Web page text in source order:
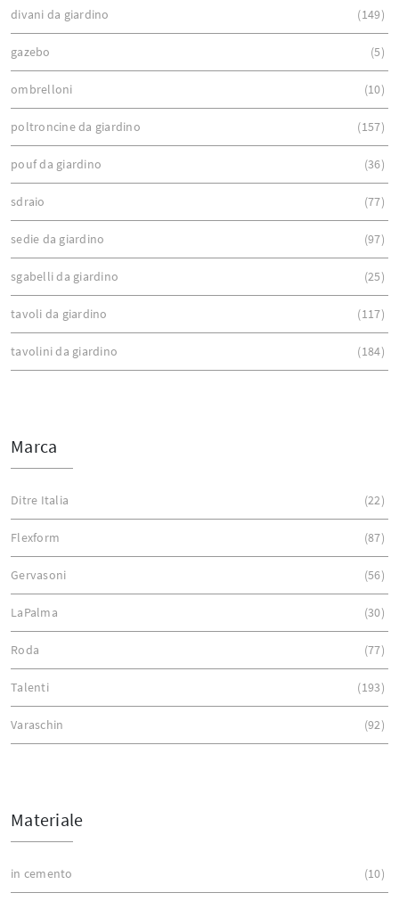
divani da giardino 149
gazebo 5
ombrelloni 10
poltroncine da giardino 157
pouf da giardino 36
sdraio 77
sedie da giardino 97
sgabelli da giardino 25
tavoli da giardino 117
tavolini da giardino 184
Marca
Ditre Italia 22
Flexform 87
Gervasoni 56
LaPalma 30
Roda 77
Talenti 193
Varaschin 92
Materiale
in cemento 10